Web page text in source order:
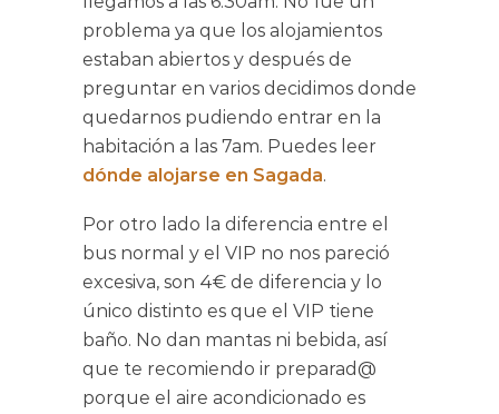
problema ya que los alojamientos
estaban abiertos y después de
preguntar en varios decidimos donde
quedarnos pudiendo entrar en la
habitación a las 7am. Puedes leer
dónde alojarse en Sagada.
Por otro lado la diferencia entre el
bus normal y el VIP no nos pareció
excesiva, son 4€ de diferencia y lo
único distinto es que el VIP tiene
baño. No dan mantas ni bebida, así
que te recomiendo ir preparad@
porque el aire acondicionado es